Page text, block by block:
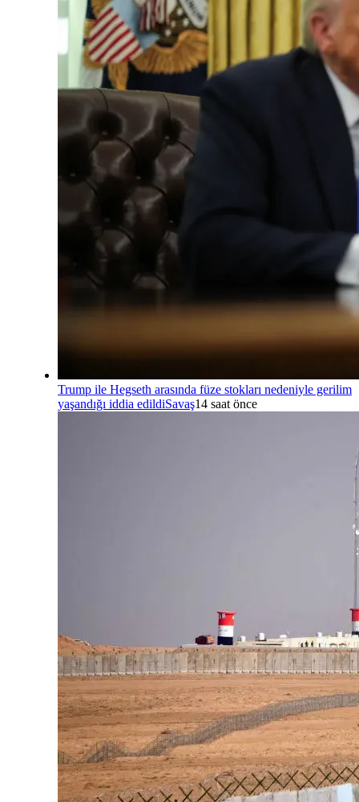
Trump ile Hegseth arasında füze stokları nedeniyle gerilim
yaşandığı iddia edildiSavaş14 saat önce